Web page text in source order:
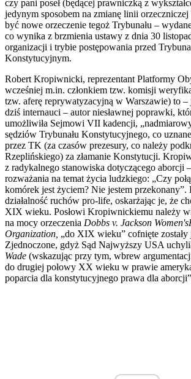
czy pani poseł (będącej prawniczką z
jedynym sposobem na zmianę linii orzeczniczej
być nowe orzeczenie tegoż Trybunału –
co wynika z brzmienia ustawy z dnia 30
organizacji i trybie postępowania przed
Konstytucyjnym.
Robert Kropiwnicki, reprezentant Platformy
wcześniej m.in. członkiem tzw. komisji
tzw. aferę reprywatyzacyjną w Warszawie) to
dziś internauci – autor niesławnej poprawki,
umożliwiła Sejmowi VII kadencji,
sędziów Trybunału Konstytucyjnego, co
przez TK (za czasów prezesury, co należy
Rzeplińskiego) za złamanie Konstytucji.
z radykalnego stanowiska dotyczącego aborcji
rozważania na temat życia ludzkiego: „Czy
komórek jest życiem? Nie jestem przekonany”.
działalność ruchów pro-life, oskarżając je, że
XIX wieku. Posłowi Kropiwnickiemu należy
na mocy orzeczenia Dobbs v. Jackson
Organization, „do XIX wieku” cofnięte zostały
Zjednoczone, gdyż Sąd Najwyższy USA
Wade (wskazując przy tym, wbrew argumentacji
do drugiej połowy XX wieku w prawie
poparcia dla konstytucyjnego prawa dla aborcji”